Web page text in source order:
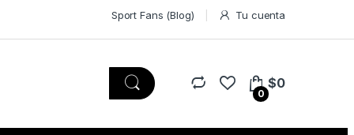
Sport Fans (Blog) Tu cuenta
0
$0